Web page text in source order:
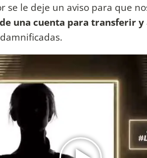
se le deje un aviso para que
una cuenta para transferir